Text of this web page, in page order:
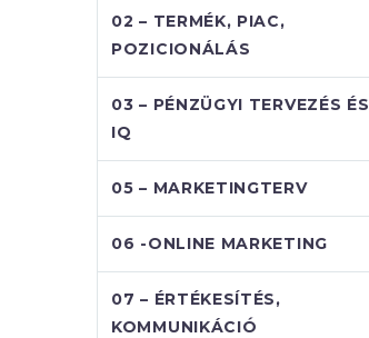
02 – TERMÉK, PIAC,
POZICIONÁLÁS
03 – PÉNZÜGYI TERVEZÉS ÉS
IQ
05 – MARKETINGTERV
06 -ONLINE MARKETING
07 – ÉRTÉKESÍTÉS,
KOMMUNIKÁCIÓ